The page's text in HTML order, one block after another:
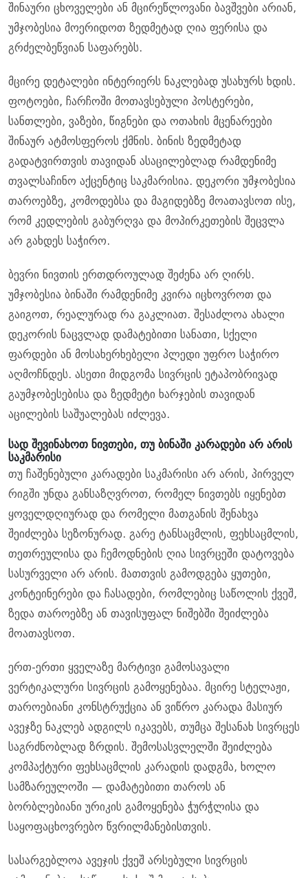
შინაური ცხოველები ან მცირეწლოვანი ბავშვები არიან,
უმჯობესია მოერიდოთ ზედმეტად ღია ფერისა და
გრძელბეწვიან საფარებს.
მცირე დეტალები ინტერიერს ნაკლებად უსახურს ხდის.
ფოტოები, ჩარჩოში მოთავსებული პოსტერები,
სანთლები, ვაზები, წიგნები და ოთახის მცენარეები
შინაურ ატმოსფეროს ქმნის. ბინის ზედმეტად
გადატვირთვის თავიდან ასაცილებლად რამდენიმე
თვალსაჩინო აქცენტიც საკმარისია. დეკორი უმჯობესია
თაროებზე, კომოდებსა და მაგიდებზე მოათავსოთ ისე,
რომ კედლების გაბურღვა და მოპირკეთების შეცვლა
არ გახდეს საჭირო.
ბევრი ნივთის ერთდროულად შეძენა არ ღირს.
უმჯობესია ბინაში რამდენიმე კვირა იცხოვროთ და
გაიგოთ, რეალურად რა გაკლიათ. შესაძლოა ახალი
დეკორის ნაცვლად დამატებითი სანათი, სქელი
ფარდები ან მოსახერხებელი პლედი უფრო საჭირო
აღმოჩნდეს. ასეთი მიდგომა სივრცის ეტაპობრივად
გაუმჯობესებისა და ზედმეტი ხარჯების თავიდან
აცილების საშუალებას იძლევა.
სად შევინახოთ ნივთები, თუ ბინაში კარადები არ არის
საკმარისი
თუ ჩაშენებული კარადები საკმარისი არ არის, პირველ
რიგში უნდა განსაზღვროთ, რომელ ნივთებს იყენებთ
ყოველდღიურად და რომელი მათგანის შენახვა
შეიძლება სეზონურად. გარე ტანსაცმლის, ფეხსაცმლის,
თეთრეულისა და ჩემოდნების ღია სივრცეში დატოვება
სასურველი არ არის. მათთვის გამოდგება ყუთები,
კონტეინერები და ჩასადები, რომლებიც საწოლის ქვეშ,
ზედა თაროებზე ან თავისუფალ ნიშებში შეიძლება
მოათავსოთ.
ერთ-ერთი ყველაზე მარტივი გამოსავალი
ვერტიკალური სივრცის გამოყენებაა. მცირე სტელაჟი,
თაროებიანი კონსტრუქცია ან ვიწრო კარადა მასიურ
ავეჯზე ნაკლებ ადგილს იკავებს, თუმცა შესანახ სივრცეს
საგრძნობლად ზრდის. შემოსასვლელში შეიძლება
კომპაქტური ფეხსაცმლის კარადის დადგმა, ხოლო
სამზარეულოში — დამატებითი თაროს ან
ბორბლებიანი ურიკის გამოყენება ჭურჭლისა და
საყოფაცხოვრებო წვრილმანებისთვის.
სასარგებლოა ავეჯის ქვეშ არსებული სივრცის